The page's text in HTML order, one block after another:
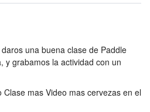
una buena clase de Paddle
y grabamos la actividad con un
mas Video mas cervezas en el